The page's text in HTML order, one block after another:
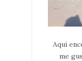
Aquí
me